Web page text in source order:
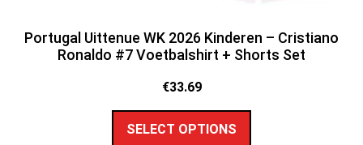
Portugal Uittenue WK 2026 Kinderen – Cristiano
Ronaldo #7 Voetbalshirt + Shorts Set
€33.69
SELECT OPTIONS